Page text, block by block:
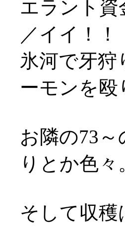
エラント
／イイ！！
氷河で牙狩
ーモンを
お隣の73
りとか色々
そして収穫